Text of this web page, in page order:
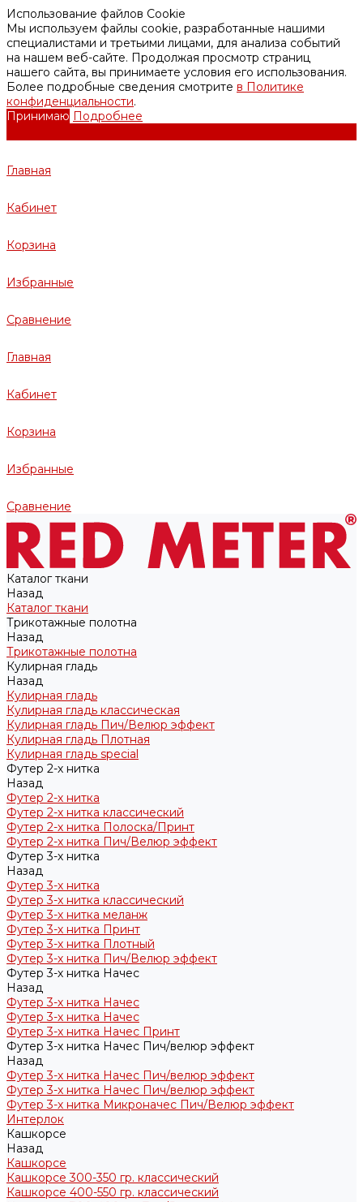
Использование файлов Cookie
Мы используем файлы cookie, разработанные нашими
специалистами и третьими лицами, для анализа событий
на нашем веб-сайте. Продолжая просмотр страниц
нашего сайта, вы принимаете условия его использования.
Более подробные сведения смотрите в Политике
конфиденциальности.
Принимаю Подробнее
Главная
Кабинет
Корзина
Избранные
Сравнение
Главная
Кабинет
Корзина
Избранные
Сравнение
Каталог ткани
Назад
Каталог ткани
Трикотажные полотна
Назад
Трикотажные полотна
Кулирная гладь
Назад
Кулирная гладь
Кулирная гладь классическая
Кулирная гладь Пич/Велюр эффект
Кулирная гладь Плотная
Кулирная гладь special
Футер 2-х нитка
Назад
Футер 2-х нитка
Футер 2-х нитка классический
Футер 2-х нитка Полоска/Принт
Футер 2-х нитка Пич/Велюр эффект
Футер 3-х нитка
Назад
Футер 3-х нитка
Футер 3-х нитка классический
Футер 3-х нитка меланж
Футер 3-х нитка Принт
Футер 3-х нитка Плотный
Футер 3-х нитка Пич/Велюр эффект
Футер 3-х нитка Начес
Назад
Футер 3-х нитка Начес
Футер 3-х нитка Начес
Футер 3-х нитка Начес Принт
Футер 3-х нитка Начес Пич/велюр эффект
Назад
Футер 3-х нитка Начес Пич/велюр эффект
Футер 3-х нитка Начес Пич/велюр эффект
Футер 3-х нитка Микроначес Пич/Велюр эффект
Интерлок
Кашкорсе
Назад
Кашкорсе
Кашкорсе 300-350 гр. классический
Кашкорсе 400-550 гр. классический